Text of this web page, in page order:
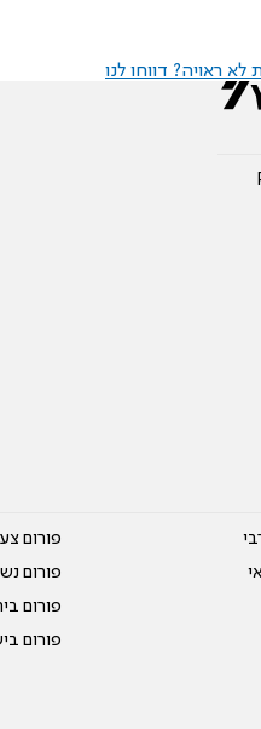
ראויה? דווחו לנו
פורום
פורום
פורום
פורום